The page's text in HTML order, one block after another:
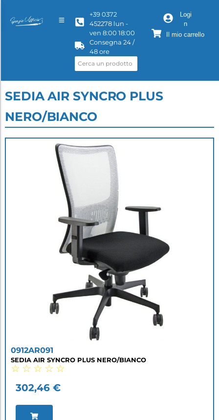
+39 0372
452278 lun -
ven 8:00 18:00
Consegna 24 /
48 ore
Logi
n
Il mio carrello
SEDIA AIR SYNCRO PLUS
NERO/BIANCO
0912AR091
SEDIA AIR SYNCRO PLUS NERO/BIANCO
☆ ☆ ☆ ☆ ☆
302,46 €